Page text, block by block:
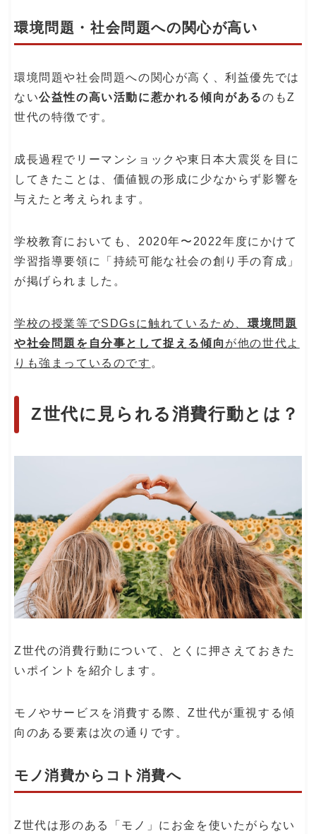
環境問題・社会問題への関心が高い
環境問題や社会問題への関心が高く、利益優先では
ない公益性の高い活動に惹かれる傾向があるのもZ
世代の特徴です。
成長過程でリーマンショックや東日本大震災を目に
してきたことは、価値観の形成に少なからず影響を
与えたと考えられます。
学校教育においても、2020年〜2022年度にかけて
学習指導要領に「持続可能な社会の創り手の育成」
が掲げられました。
学校の授業等でSDGsに触れているため、 環境問題
や社会問題を自分事として捉える傾向 が他の世代よ
りも強まっているのです 。
Z世代に見られる消費行動とは？
Z世代の消費行動について、とくに押さえておきた
いポイントを紹介します。
モノやサービスを消費する際、Z世代が重視する傾
向のある要素は次の通りです。
モノ消費からコト消費へ
Z世代は形のある「モノ」にお金を使いたがらない